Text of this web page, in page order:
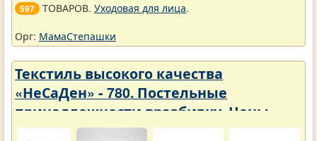
597 ТОВАРОВ. Уходовая для лица.
Орг: МамаСтепашки
Текстиль высокого качества
«НеСаДен» - 780. Постельные
принадлежности вразбивку. Цены
упали